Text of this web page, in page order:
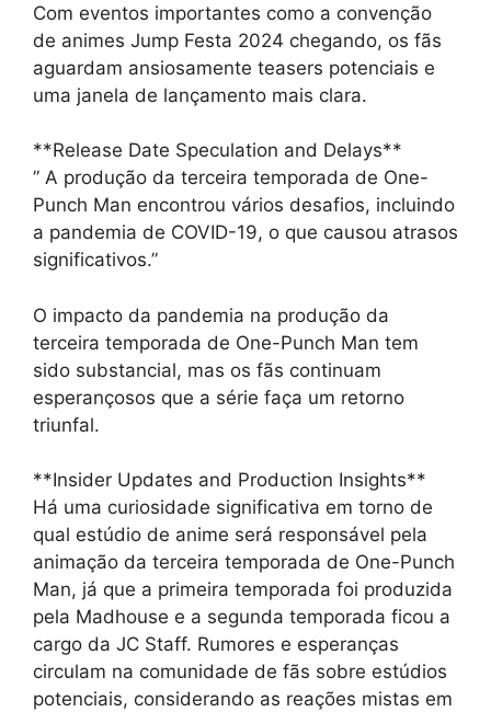
Com eventos importantes como a convenção
de animes Jump Festa 2024 chegando, os fãs
aguardam ansiosamente teasers potenciais e
uma janela de lançamento mais clara.
**Release Date Speculation and Delays**
” A produção da terceira temporada de One-
Punch Man encontrou vários desafios, incluindo
a pandemia de COVID-19, o que causou atrasos
significativos.”
O impacto da pandemia na produção da
terceira temporada de One-Punch Man tem
sido substancial, mas os fãs continuam
esperançosos que a série faça um retorno
triunfal.
**Insider Updates and Production Insights**
Há uma curiosidade significativa em torno de
qual estúdio de anime será responsável pela
animação da terceira temporada de One-Punch
Man, já que a primeira temporada foi produzida
pela Madhouse e a segunda temporada ficou a
cargo da JC Staff. Rumores e esperanças
circulam na comunidade de fãs sobre estúdios
potenciais, considerando as reações mistas em